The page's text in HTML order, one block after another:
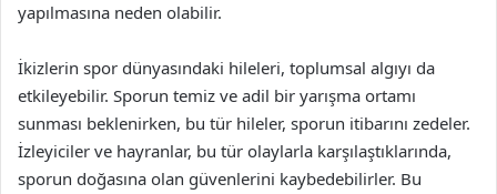
yapılmasına neden olabilir.
İkizlerin spor dünyasındaki hileleri, toplumsal algıyı da
etkileyebilir. Sporun temiz ve adil bir yarışma ortamı
sunması beklenirken, bu tür hileler, sporun itibarını zedeler.
İzleyiciler ve hayranlar, bu tür olaylarla karşılaştıklarında,
sporun doğasına olan güvenlerini kaybedebilirler. Bu